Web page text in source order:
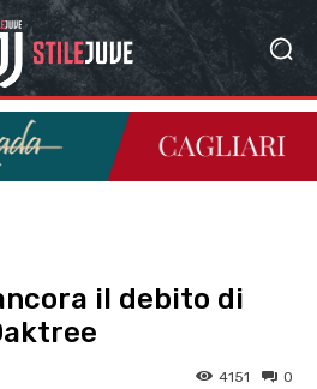
il debito di
0
4151